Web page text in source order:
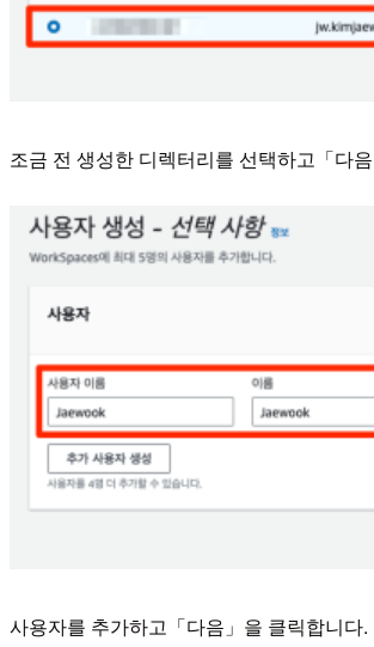
조금 전 생성한 디렉터리를 선택하고「다
사용자를 추가하고「다음」을 클릭합니다.